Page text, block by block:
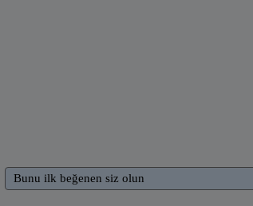
Bunu ilk beğenen siz olun